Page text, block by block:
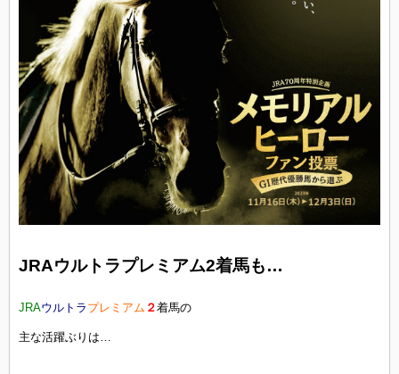
JRAウルトラプレミアム2着馬も…
JRAウルトラ プレミアム ２着馬の
主な活躍ぶりは…